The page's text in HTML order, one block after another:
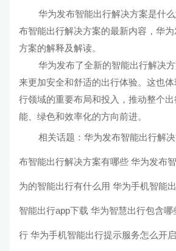
华为发布智能出行解决方案是什
布智能出行解决方案的最新内容，华
方案的解释及解读。
华为发布了全新的智能出行解决
来更加安全和舒适的出行体验。这也
行领域的重要布局和投入，推动整个
能、绿色和效率化的方向前进。
相关话题： 华为发布智能出行解
布智能出行解决方案有哪些 华为发布
为的智能出行有什么用 华为手机智能
智能出行app下载 华为智慧出行包含哪
行 华为手机智能出行提示服务怎么开启